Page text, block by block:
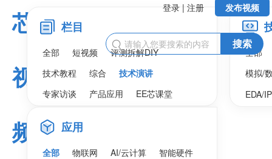
发布视频
登录 | 注册
 搜索
芯
视
频
栏目
全部 短视频
评测拆解DIY
技术教程
综合
技术演讲
专家访谈
产品应用 EE芯课堂
全部
模拟/
EDA/
应用
全部 物联网 AI/云计算
智能硬件